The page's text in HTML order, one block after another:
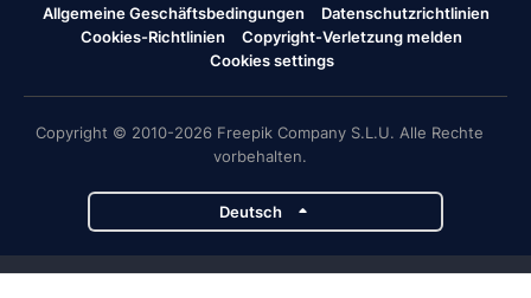
Allgemeine Geschäftsbedingungen
Datenschutzrichtlinien
Cookies-Richtlinien
Copyright-Verletzung melden
Cookies settings
Copyright © 2010-2026 Freepik Company S.L.U. Alle Rechte
vorbehalten.
Deutsch